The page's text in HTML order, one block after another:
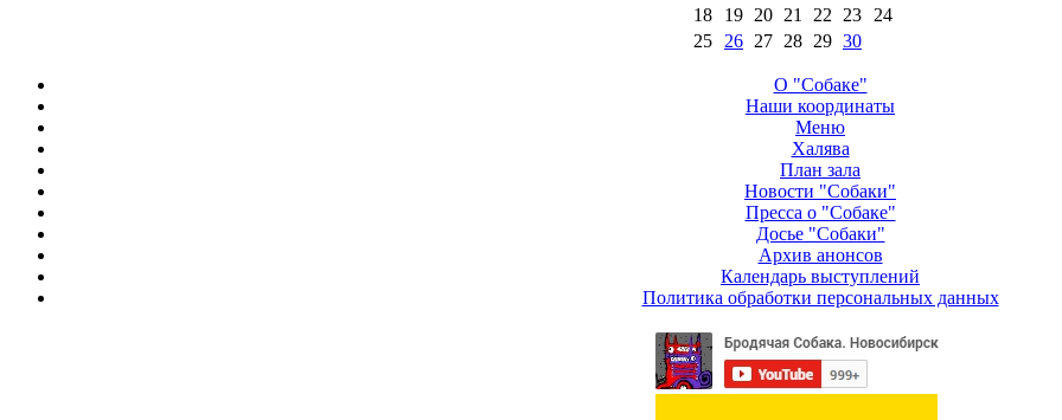
18
19 20 21 22 23
24
25
26 27 28 29 30
О "Собаке"
Наши координаты
Меню
Халява
План зала
Новости "Собаки"
Пресса о "Собаке"
Досье "Собаки"
Архив анонсов
Календарь выступлений
Политика обработки персональных данных